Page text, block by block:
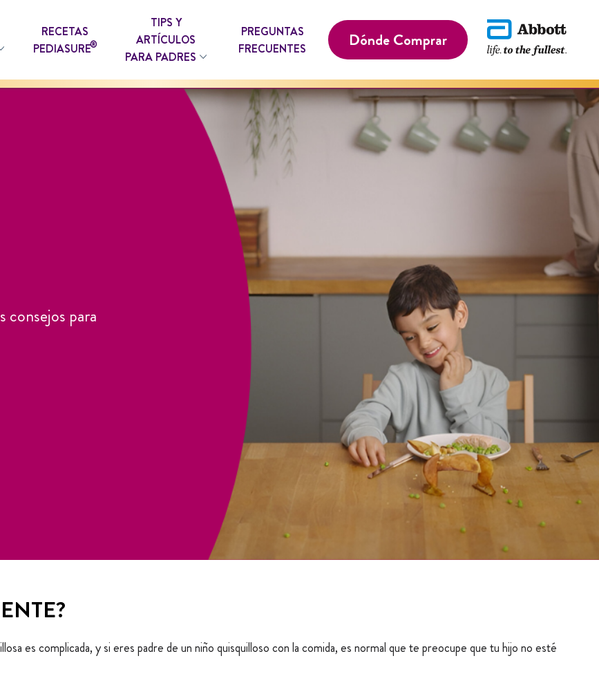
RECETAS
PEDIASURE®
TIPS Y
ARTÍCULOS
PARA PADRES
PREGUNTAS
FRECUENTES
Dónde Comprar
consejos para
es complicada, y si eres padre de un niño quisquilloso con la comida, es normal que te preocupe que tu hijo no esté